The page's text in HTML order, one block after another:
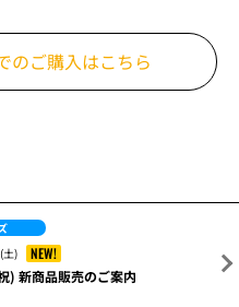
のご購入はこちら
)
NEW!
) 新商品販売のご案内